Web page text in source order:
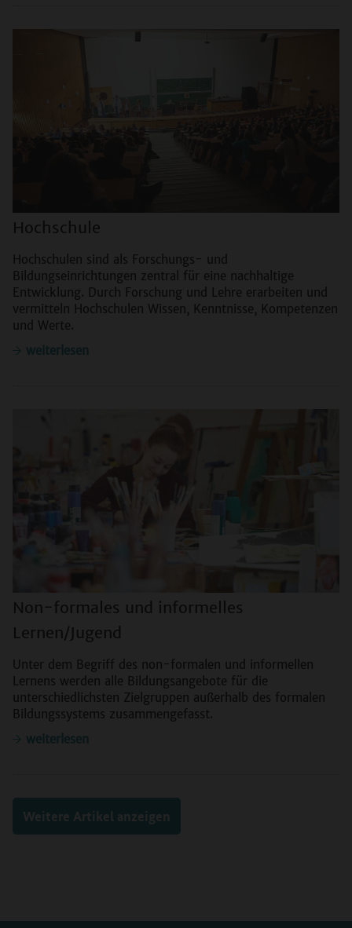
Hochschule
Hochschulen sind als Forschungs- und
Bildungseinrichtungen zentral für eine nachhaltige
Entwicklung. Durch Forschung und Lehre erarbeiten und
vermitteln Hochschulen Wissen, Kenntnisse, Kompetenzen
und Werte.
weiterlesen
Non-formales und informelles
Lernen/Jugend
Unter dem Begriff des non-formalen und informellen
Lernens werden alle Bildungsangebote für die
unterschiedlichsten Zielgruppen außerhalb des formalen
Bildungssystems zusammengefasst.
weiterlesen
Weitere Artikel anzeigen